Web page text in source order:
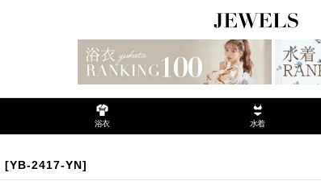
浴衣 水着
[YB-2417-YN]